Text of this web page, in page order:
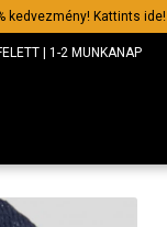
kedvezmény! Kattints ide!
| 1-2 MUNKANAP